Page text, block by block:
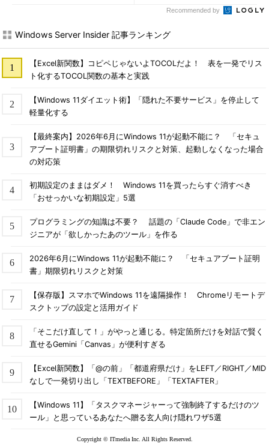
「Storage Management」画面は、［設定］アプリの［システ
きるようになっている。「Deep cleanup」欄の［Processing］
ボタンをクリックすると、［Home］画面の［Deep cleanup］ボ
タンをクリックした際と同じ画面が表示され、不要な一時ファイ
ルなどを削除できる。
「Storage Management」画面でストレージを管理
不要なファイルの削除などができる。
「Manage large files」画面では、ファイルサイズと種類でフ
と種類（Type）を選択し、［View in File Explorer］ボタンをク
リックすると、該当するファイルがエクスプローラーで表示され
ルを探すような場合に便利だ。
Recommended by
Windows Server Insider 記事ランキング
【Excel新関数】コピペじゃないよTOCOLだよ！ 表を一発でリス
ト化するTOCOL関数の基本と実践
【Windows 11ダイエット術】「隠れた不要サービス」を停止して
軽量化する
【最終案内】2026年6月にWindows 11が起動不能に？ 「セキュ
アブート証明書」の期限切れリスクと対策、起動しなくなった場合
の対応策
初期設定のままはダメ！ Windows 11を買ったらすぐ消すべき
「おせっかいな初期設定」5選
プログラミングの知識は不要？ 話題の「Claude Code」で非エン
ジニアが「欲しかったあのツール」を作る
2026年6月にWindows 11が起動不能に？ 「セキュアブート証明
書」期限切れリスクと対策
【保存版】スマホでWindows 11を遠隔操作！ Chromeリモートデ
スクトップの設定と活用ガイド
「そこだけ直して！」がやっと通じる。特定箇所だけを対話で賢く
直せるGemini「Canvas」が便利すぎる
【Excel新関数】「@の前」「都道府県だけ」をLEFT／RIGHT／MID
なしで一発切り出し「TEXTBEFORE」「TEXTAFTER」
【Windows 11】「タスクマネージャーって強制終了するだけのツ
ール」と思っているあなたへ贈る玄人向け隠れワザ5選
Copyright © ITmedia Inc. All Rights Reserved.